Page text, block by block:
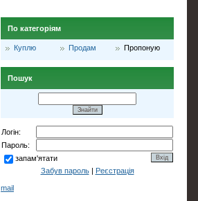
По категоріям
Куплю Продам Пропоную
Пошук
Логін:
Пароль:
запам'ятати
Забув пароль| Реєстрація
mail